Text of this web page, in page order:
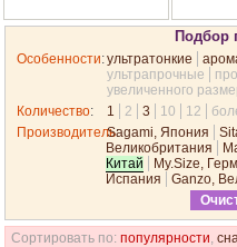
Подбор
Особенности:ультратонкие
ультрапрочные
увеличенного
Количество: 1 2 3 10 12
Производитель:
Sagami, Япония
Великобритания
Китай
My.Size,
Испания
Ganzo,
Сортировать по: популярности,